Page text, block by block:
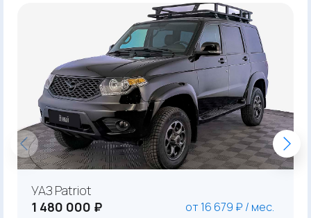
УАЗ Patriot
1 480 000 ₽
от 16 679 ₽ / мес.